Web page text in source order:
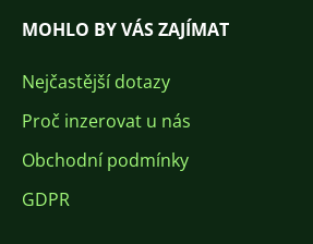
MOHLO BY VÁS ZAJÍMAT
Nejčastější dotazy
Proč inzerovat u nás
Obchodní podmínky
GDPR